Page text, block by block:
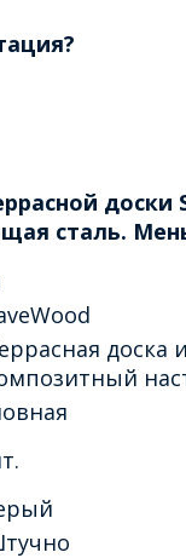
доски
сталь.
доска